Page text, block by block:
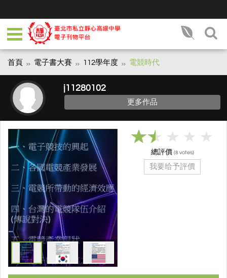
首頁 電子書大賽 112學年度 電競時代
j11280102
更多作品
總評價 (8 votes)
我要给予評價